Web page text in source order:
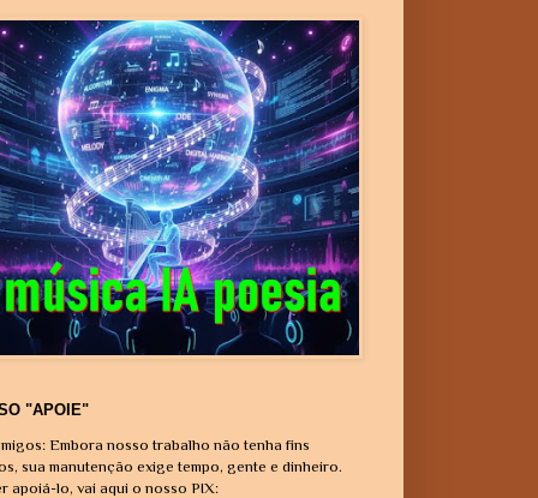
"APOIE"
Embora nosso trabalho não tenha fins
sua manutenção exige tempo, gente e dinheiro.
apoiá-lo, vai aqui o nosso PIX: